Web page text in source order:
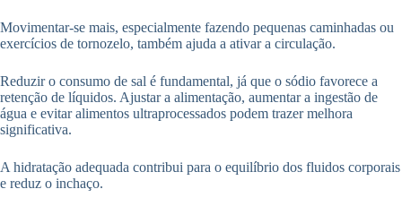
Movimentar-se mais, especialmente fazendo pequenas caminhadas ou
exercícios de tornozelo, também ajuda a ativar a circulação.
Reduzir o consumo de sal é fundamental, já que o sódio favorece a
retenção de líquidos. Ajustar a alimentação, aumentar a ingestão de
água e evitar alimentos ultraprocessados podem trazer melhora
significativa.
A hidratação adequada contribui para o equilíbrio dos fluidos corporais
e reduz o inchaço.